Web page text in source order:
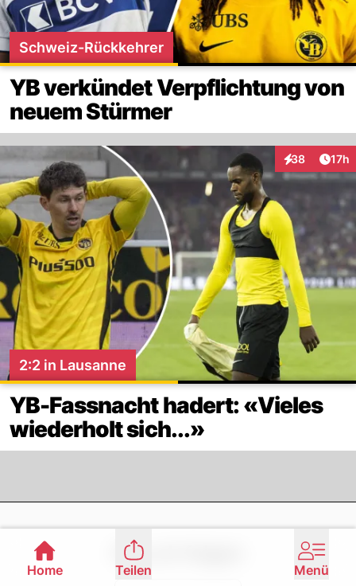
Schweiz-Rückkehrer
YB verkündet Verpflichtung von
neuem Stürmer
38
Interaktionen
17h
2:2 in Lausanne
YB-Fassnacht hadert: «Vieles
wiederholt sich...»
Nau.ch folgen
Home Teilen Menü